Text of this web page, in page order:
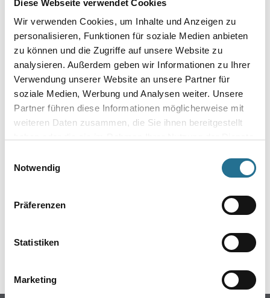
Diese Webseite verwendet Cookies
Wir verwenden Cookies, um Inhalte und Anzeigen zu
personalisieren, Funktionen für soziale Medien anbieten
zu können und die Zugriffe auf unsere Website zu
analysieren. Außerdem geben wir Informationen zu Ihrer
Verwendung unserer Website an unsere Partner für
soziale Medien, Werbung und Analysen weiter. Unsere
Partner führen diese Informationen möglicherweise mit
weiteren Daten zusammen, die Sie ihnen bereitgestellt
Notwendig
Präferenzen
Statistiken
Marketing
Art-Nr.:1065-002845
Umrechnungsfaktoren
ZUSATZINFOS
EAN
4003982329783